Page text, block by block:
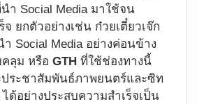
ำ Social Media มาใช้จน
จ ยกตัวอย่างเช่น ก๋วยเตี๋ยวเจ๊ก
ำ Social Media อย่างค่อนข้าง
ลุม หรือ GTH ที่ใช้ช่องทางนี้
ระชาสัมพันธ์ภาพยนตร์และซิท
ด้อย่างประสบความสำเร็จเป็น